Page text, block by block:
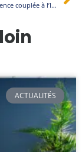
Business Intelligence couplée à l’Intelligence Artificielle, l’avenir de la prise de décision ?
ACTUALITÉS